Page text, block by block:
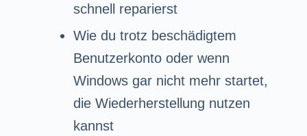
schnell reparierst
Wie du trotz beschädigtem
Benutzerkonto oder wenn
Windows gar nicht mehr startet,
die Wiederherstellung nutzen
kannst